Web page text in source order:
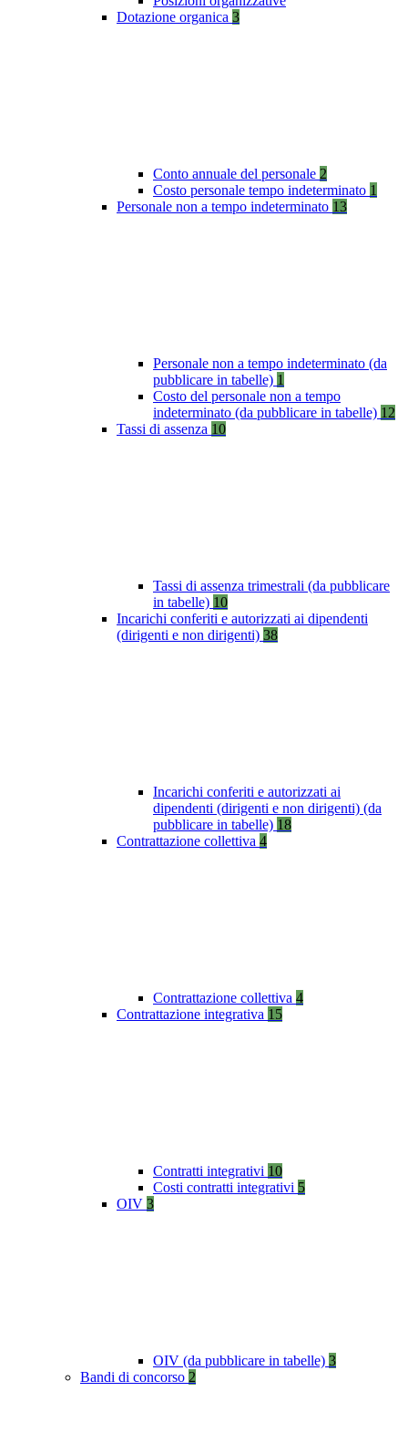
Dotazione organica 3
Conto annuale del personale 2
Costo personale tempo indeterminato 1
Personale non a tempo indeterminato 13
Personale non a tempo indeterminato (da
pubblicare in tabelle) 1
Costo del personale non a tempo
indeterminato (da pubblicare in tabelle) 12
Tassi di assenza 10
Tassi di assenza trimestrali (da pubblicare
in tabelle) 10
Incarichi conferiti e autorizzati ai dipendenti
(dirigenti e non dirigenti) 38
Incarichi conferiti e autorizzati ai
dipendenti (dirigenti e non dirigenti) (da
pubblicare in tabelle) 18
Contrattazione collettiva 4
Contrattazione collettiva 4
Contrattazione integrativa 15
Contratti integrativi 10
Costi contratti integrativi 5
OIV 3
OIV (da pubblicare in tabelle) 3
Bandi di concorso 2